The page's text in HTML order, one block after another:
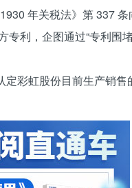
年关税法》第 337
利，企图通过“专利围
彩虹股份目前生产销售